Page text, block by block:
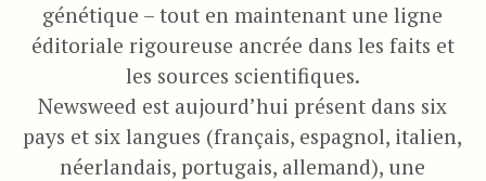
génétique – tout en maintenant une ligne
éditoriale rigoureuse ancrée dans les faits et
les sources scientifiques.
Newsweed est aujourd’hui présent dans six
pays et six langues (français, espagnol, italien,
néerlandais, portugais, allemand), une